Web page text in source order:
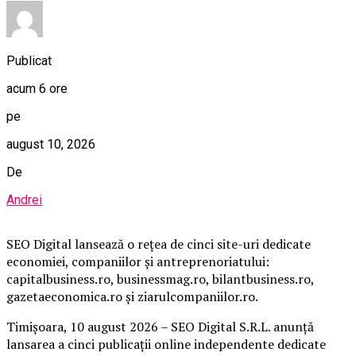
Publicat
acum 6 ore
pe
august 10, 2026
De
Andrei
SEO Digital lansează o rețea de cinci site-uri dedicate
economiei, companiilor și antreprenoriatului:
capitalbusiness.ro, businessmag.ro, bilantbusiness.ro,
gazetaeconomica.ro și ziarulcompaniilor.ro.
Timișoara, 10 august 2026 – SEO Digital S.R.L. anunță
lansarea a cinci publicații online independente dedicate